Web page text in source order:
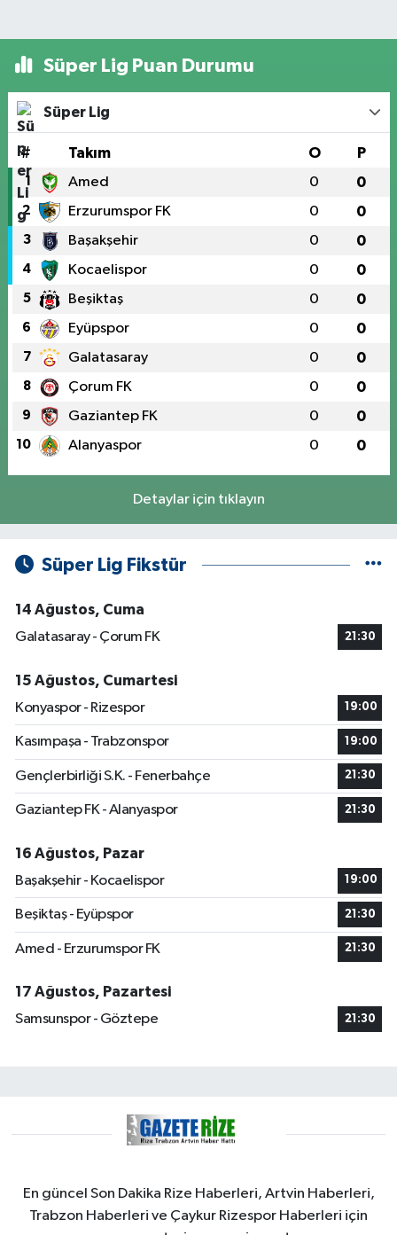
Süper Lig Puan Durumu
Süper Lig
# Takım O P
1 Amed 0 0
2 Erzurumspor FK 0 0
3 Başakşehir 0 0
4 Kocaelispor 0 0
5 Beşiktaş 0 0
6 Eyüpspor 0 0
7 Galatasaray 0 0
8 Çorum FK 0 0
9 Gaziantep FK 0 0
10 Alanyaspor 0 0
Detaylar için tıklayın
Süper Lig Fikstür
14 Ağustos, Cuma
Galatasaray - Çorum FK
21:30
15 Ağustos, Cumartesi
Konyaspor - Rizespor
19:00
Kasımpaşa - Trabzonspor 19:00
Gençlerbirliği S.K. - Fenerbahçe 21:30
Gaziantep FK - Alanyaspor 21:30
16 Ağustos, Pazar
Başakşehir - Kocaelispor
19:00
Beşiktaş - Eyüpspor 21:30
Amed - Erzurumspor FK 21:30
17 Ağustos, Pazartesi
Samsunspor - Göztepe
21:30
En güncel Son Dakika Rize Haberleri, Artvin Haberleri,
Trabzon Haberleri ve Çaykur Rizespor Haberleri için